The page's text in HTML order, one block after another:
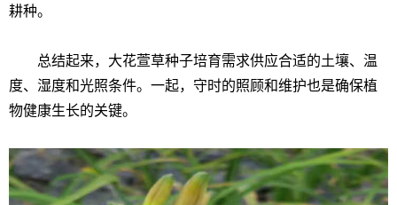
耕种。
总结起来，大花萱草种子培育需求供应合适的土壤、温
度、湿度和光照条件。一起，守时的照顾和维护也是确保植
物健康生长的关键。